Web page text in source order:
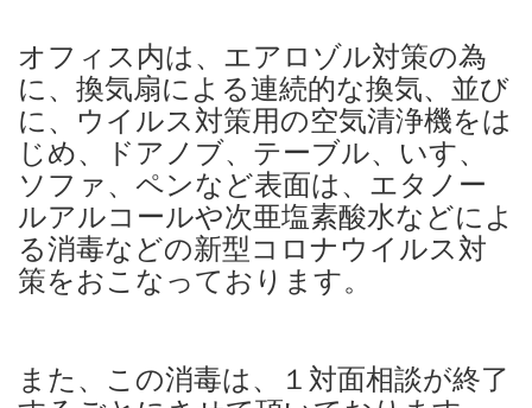
オフィス内は、エアロゾル対策の為
に、換気扇による連続的な換気、並び
に、ウイルス対策用の空気清浄機をは
じめ、ドアノブ、テーブル、いす、
ソファ、ペンなど表面は、エタノー
ルアルコールや次亜塩素酸水などによ
る消毒などの新型コロナウイルス対
策をおこなっております。
また、この消毒は、１対面相談が終了